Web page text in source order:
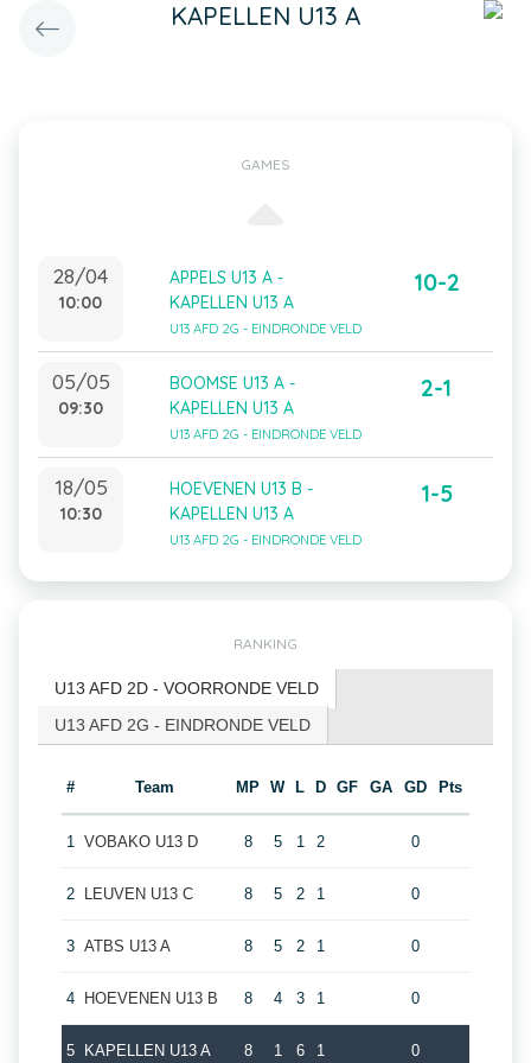
KAPELLEN U13 A
GAMES
28/04
10:00
APPELS U13 A -
KAPELLEN U13 A
U13 AFD 2G - EINDRONDE VELD
10-2
05/05
09:30
BOOMSE U13 A -
KAPELLEN U13 A
U13 AFD 2G - EINDRONDE VELD
2-1
18/05
10:30
HOEVENEN U13 B -
KAPELLEN U13 A
U13 AFD 2G - EINDRONDE VELD
1-5
RANKING
U13 AFD 2D - VOORRONDE VELD
U13 AFD 2G - EINDRONDE VELD
# Team MP W L D GF GA GD Pts
1 VOBAKO U13 D 8 5 1 2 0
2 LEUVEN U13 C 8 5 2 1 0
3 ATBS U13 A 8 5 2 1 0
4 HOEVENEN U13 B 8 4 3 1 0
5 KAPELLEN U13 A 8 1 6 1 0